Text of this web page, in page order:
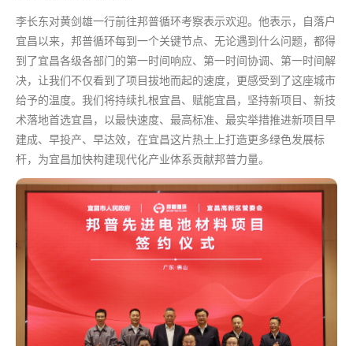
李长东对黄剑雄一行前往邦普循环考察表示欢迎。他表示，自落户
宜昌以来，邦普循环每到一个关键节点、无论遇到什么问题，都得
到了宜昌各级各部门的第一时间响应、 第一时间协调、 第一时间解
决，让我们不仅看到了项目拔地而起的速度，更感受到了这座城市
给予的温度。我们将持续扎根宜昌、赋能宜昌，坚持新项目、新技
术落地首选宜昌，以最快速度、 最高标准、 最实举措推进新项目早
建成、早投产、早达效，在宜昌这片热土上打造更多绿色发展标
杆，为宜昌加快构建现代化产业体系贡献邦普力量。